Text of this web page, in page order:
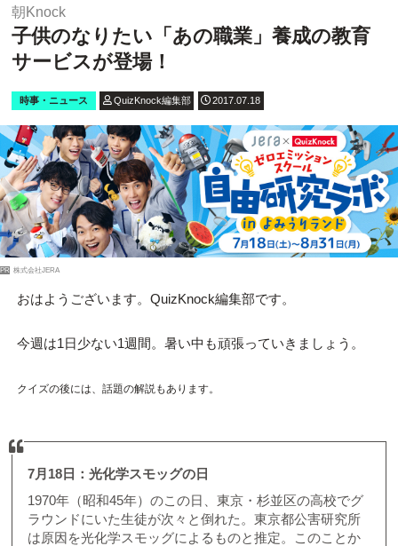
朝Knock
子供のなりたい「あの職業」養成の教育
サービスが登場！
時事・ニュース QuizKnock編集部 2017.07.18
PR 株式会社JERA
おはようございます。QuizKnock編集部です。
今週は1日少ない1週間。暑い中も頑張っていきましょう。
クイズの後には、話題の解説もあります。
7月18日：光化学スモッグの日
1970年（昭和45年）のこの日、東京・杉並区の高校でグ
ラウンドにいた生徒が次々と倒れた。東京都公害研究所
は原因を光化学スモッグによるものと推定。このことか